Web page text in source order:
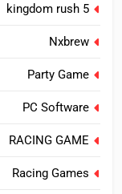
kingdom rush 5
Nxbrew
Party Game
PC Software
RACING GAME
Racing Games